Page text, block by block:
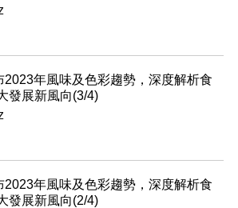
2023年風味及色彩趨勢，深度解析食
發展新風向(3/4)
2023年風味及色彩趨勢，深度解析食
發展新風向(2/4)